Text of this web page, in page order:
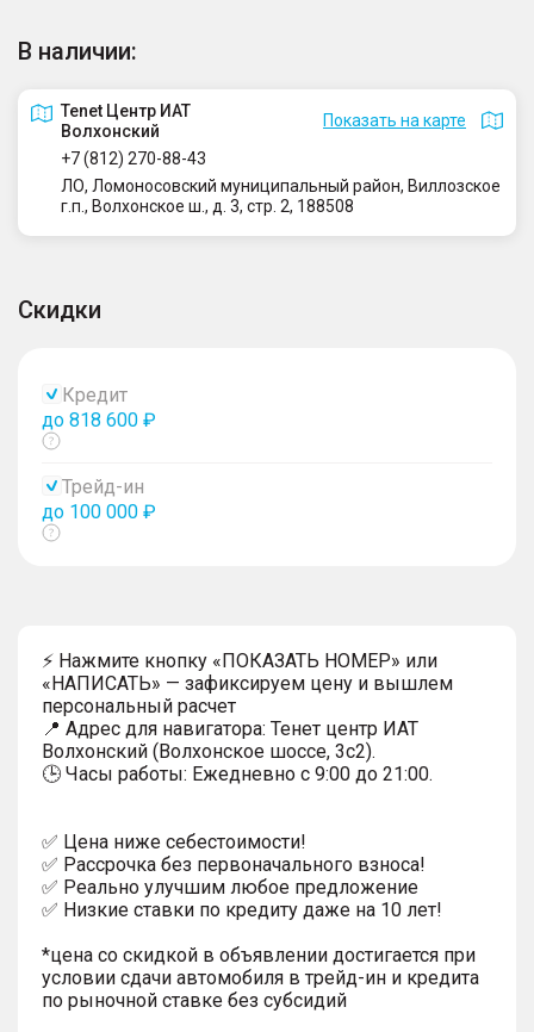
В наличии:
Tenet Центр ИАТ
Волхонский
Показать на карте
+7 (812) 270-88-43
ЛО, Ломоносовский муниципальный район, Виллозское
г.п., Волхонское ш., д. 3, стр. 2, 188508
Скидки
Кредит
до 818 600 ₽
Показать
Трейд-ин
до 100 000 ₽
Показать
⚡ Нажмите кнопку «ПОКАЗАТЬ НОМЕР» или
«НАПИСАТЬ» — зафиксируем цену и вышлем
персональный расчет
📍 Адрес для навигатора: Тенет центр ИАТ
Волхонский (Волхонское шоссе, 3с2).
🕒 Часы работы: Ежедневно с 9:00 до 21:00.
✅ Цена ниже себестоимости!
✅ Рассрочка без первоначального взноса!
✅ Реально улучшим любое предложение
✅ Низкие ставки по кредиту даже на 10 лет!
*цена со скидкой в объявлении достигается при
условии сдачи автомобиля в трейд-ин и кредита
по рыночной ставке без субсидий